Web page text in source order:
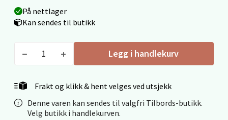
På nettlager
Kan sendes til butikk
Legg i handlekurv
Frakt og klikk & hent velges ved utsjekk
Denne varen kan sendes til valgfri Tilbords-butikk.
Velg butikk i handlekurven.
Fridtjof Nansensgate 22, 8622 Mo i Rana
0 i butikk